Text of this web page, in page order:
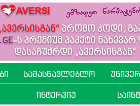
სამასწავლებლო
ინტერვიუ